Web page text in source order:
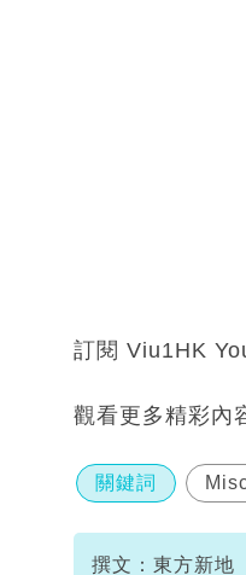
訂閱 Viu1HK
觀看更多精彩內
關鍵詞
撰文：東方新地